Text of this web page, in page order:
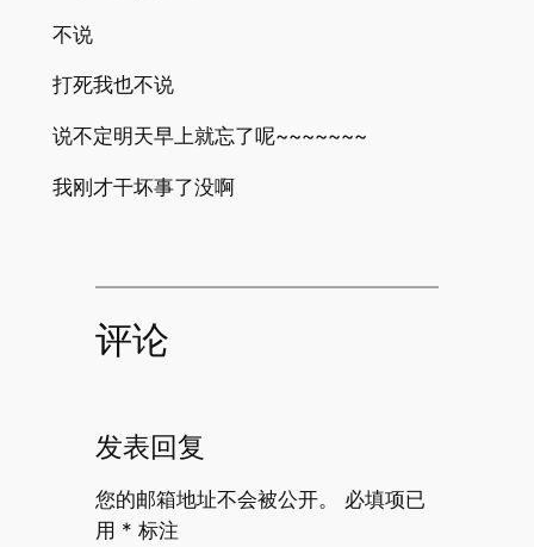
不说
打死我也不说
说不定明天早上就忘了呢~~~~~~~
我刚才干坏事了没啊
评论
发表回复
您的邮箱地址不会被公开。
必填项已
用 * 标注